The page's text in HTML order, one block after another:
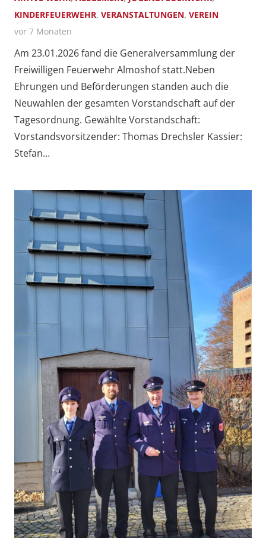
KINDERFEUERWEHR, VERANSTALTUNGEN, VEREIN
vor 7 Monaten
Am 23.01.2026 fand die Generalversammlung der
Freiwilligen Feuerwehr Almoshof statt.Neben
Ehrungen und Beförderungen standen auch die
Neuwahlen der gesamten Vorstandschaft auf der
Tagesordnung. Gewählte Vorstandschaft:
Vorstandsvorsitzender: Thomas Drechsler Kassier:
Stefan…